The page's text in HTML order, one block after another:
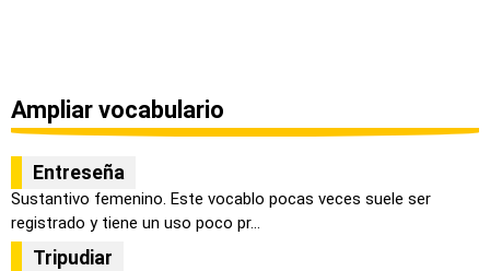
Ampliar vocabulario
Entreseña
Sustantivo femenino. Este vocablo pocas veces suele ser
registrado y tiene un uso poco pr...
Tripudiar